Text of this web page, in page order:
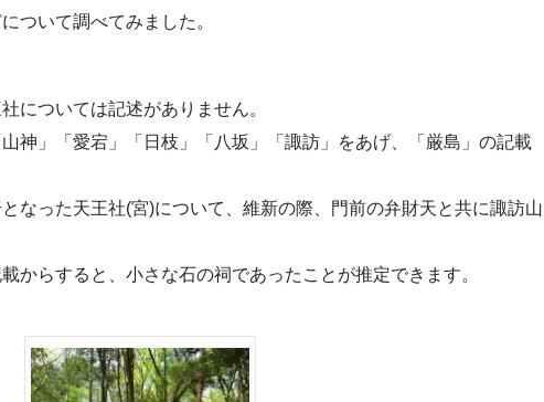
ついて調べてみました。
については記述がありません。
神」「愛宕」「日枝」「八坂」「諏訪」をあげ、「厳島」の記載
なった天王社(宮)について、維新の際、門前の弁財天と共に諏訪山
からすると、小さな石の祠であったことが推定できます。